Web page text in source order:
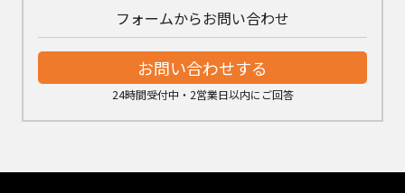
フォームからお問い合わせ
お問い合わせする
24時間受付中・2営業日以内にご回答